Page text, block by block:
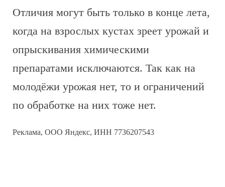
Отличия могут быть только в конце лета,
когда на взрослых кустах зреет урожай и
опрыскивания химическими
препаратами исключаются. Так как на
молодёжи урожая нет, то и ограничений
по обработке на них тоже нет.
Реклама, ООО Яндекс, ИНН 7736207543